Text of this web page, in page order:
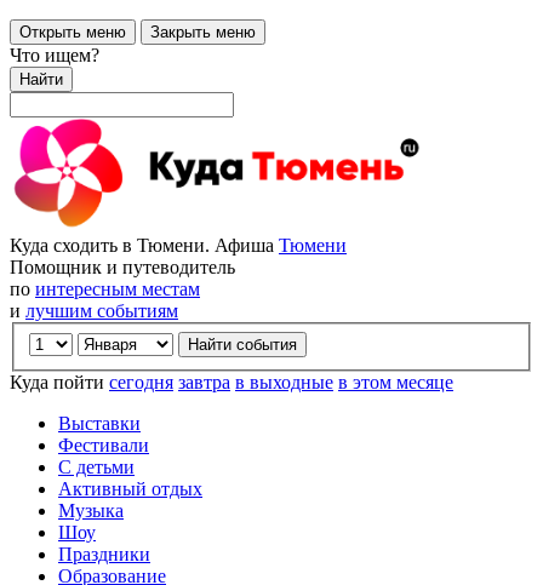
Открыть меню Закрыть меню
Что ищем?
Найти
Куда сходить в Тюмени. Афиша Тюмени
Помощник и путеводитель
по интересным местам
и лучшим событиям
Куда пойти сегодня завтра в выходные в этом месяце
Выставки
Фестивали
С детьми
Активный отдых
Музыка
Шоу
Праздники
Образование